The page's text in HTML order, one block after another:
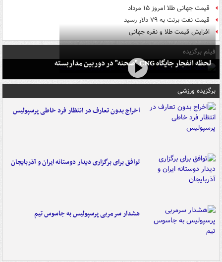
قیمت جهانی طلا امروز ۱۵ مرداد
قیمت نفت برنت به ۷۹ دلار رسید
افزایش قیمت طلا و نقره جهانی
فیلم برگزیده
لحظه انفجار جایگاه CNG "صحنه" در دوربین مداربسته
برگزیده ورزشی
اخراج بدون تعارف در انتظار فرد خاطی پرسپولیس
توافق برای برگزاری دیدار دوستانه ایران و آذربایجان
هشدار سرمربی پرسپولیس به جاسوس تیم